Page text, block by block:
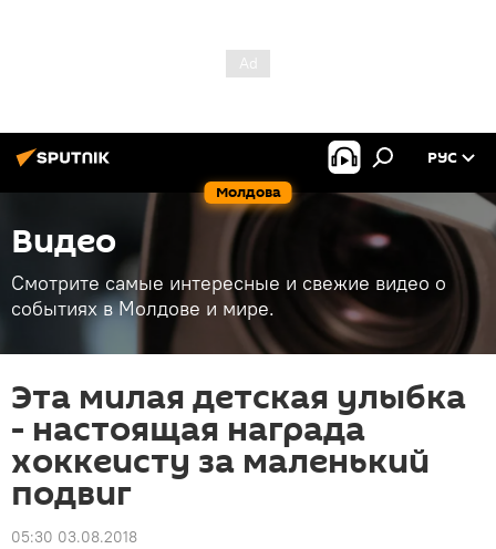
Молдова
РУС
Видео
Смотрите самые интересные и свежие видео о
событиях в Молдове и мире.
Эта милая детская улыбка
- настоящая награда
хоккеисту за маленький
подвиг
05:30 03.08.2018